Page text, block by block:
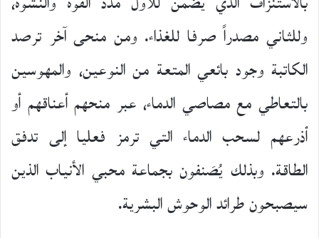
وللثاني مصدراً صرفا للغذاء. ومن منحى آخر ترصد
الكاتبة وجود بائعي المتعة من النوعين، والمهوسين
بالتعاطي مع مصاصي الدماء، عبر منحهم أعناقهم أو
أذرعهم لسحب الدماء التي ترمز فعليا إلى تدفق
الطاقة. وبذلك يُصَنفون بجماعة محبي الأنياب الذين
سيصبحون طرائد الوحوش البشرية.